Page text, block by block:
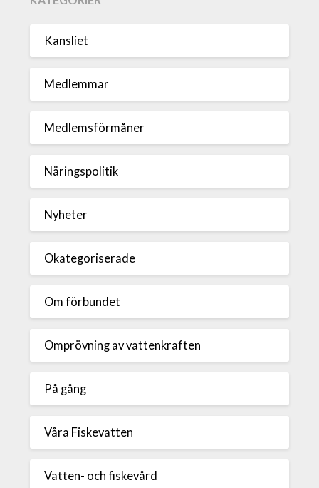
Kansliet
Medlemmar
Medlemsförmåner
Näringspolitik
Nyheter
Okategoriserade
Om förbundet
Omprövning av vattenkraften
På gång
Våra Fiskevatten
Vatten- och fiskevård